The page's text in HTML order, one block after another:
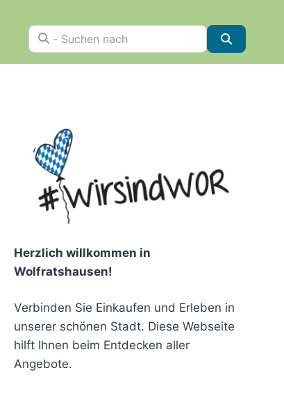
- Suchen nach
Herzlich willkommen in
Wolfratshausen!
Verbinden Sie Einkaufen und Erleben in
unserer schönen Stadt. Diese Webseite
hilft Ihnen beim Entdecken aller
Angebote.